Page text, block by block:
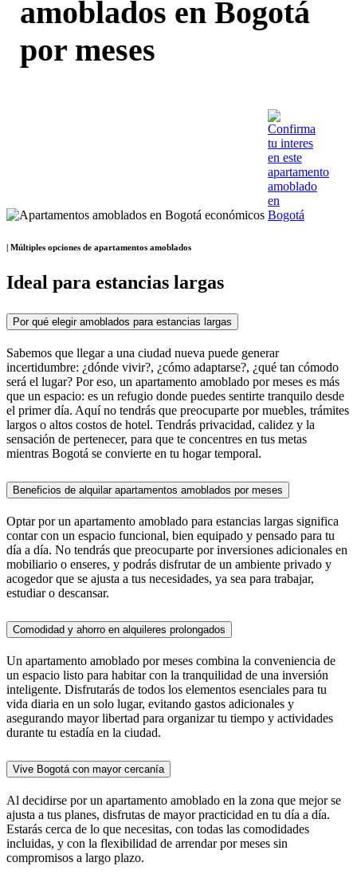
amoblados en Bogotá
por meses
| Múltiples opciones de apartamentos amoblados
Ideal para estancias largas
Por qué elegir amoblados para estancias largas
Sabemos que llegar a una ciudad nueva puede generar
incertidumbre: ¿dónde vivir?, ¿cómo adaptarse?, ¿qué tan cómodo
será el lugar? Por eso, un apartamento amoblado por meses es más
que un espacio: es un refugio donde puedes sentirte tranquilo desde
el primer día. Aquí no tendrás que preocuparte por muebles, trámites
largos o altos costos de hotel. Tendrás privacidad, calidez y la
sensación de pertenecer, para que te concentres en tus metas
mientras Bogotá se convierte en tu hogar temporal.
Beneficios de alquilar apartamentos amoblados por meses
Optar por un apartamento amoblado para estancias largas significa
contar con un espacio funcional, bien equipado y pensado para tu
día a día. No tendrás que preocuparte por inversiones adicionales en
mobiliario o enseres, y podrás disfrutar de un ambiente privado y
acogedor que se ajusta a tus necesidades, ya sea para trabajar,
estudiar o descansar.
Comodidad y ahorro en alquileres prolongados
Un apartamento amoblado por meses combina la conveniencia de
un espacio listo para habitar con la tranquilidad de una inversión
inteligente. Disfrutarás de todos los elementos esenciales para tu
vida diaria en un solo lugar, evitando gastos adicionales y
asegurando mayor libertad para organizar tu tiempo y actividades
durante tu estadía en la ciudad.
Vive Bogotá con mayor cercanía
Al decidirse por un apartamento amoblado en la zona que mejor se
ajusta a tus planes, disfrutas de mayor practicidad en tu día a día.
Estarás cerca de lo que necesitas, con todas las comodidades
incluidas, y con la flexibilidad de arrendar por meses sin
compromisos a largo plazo.